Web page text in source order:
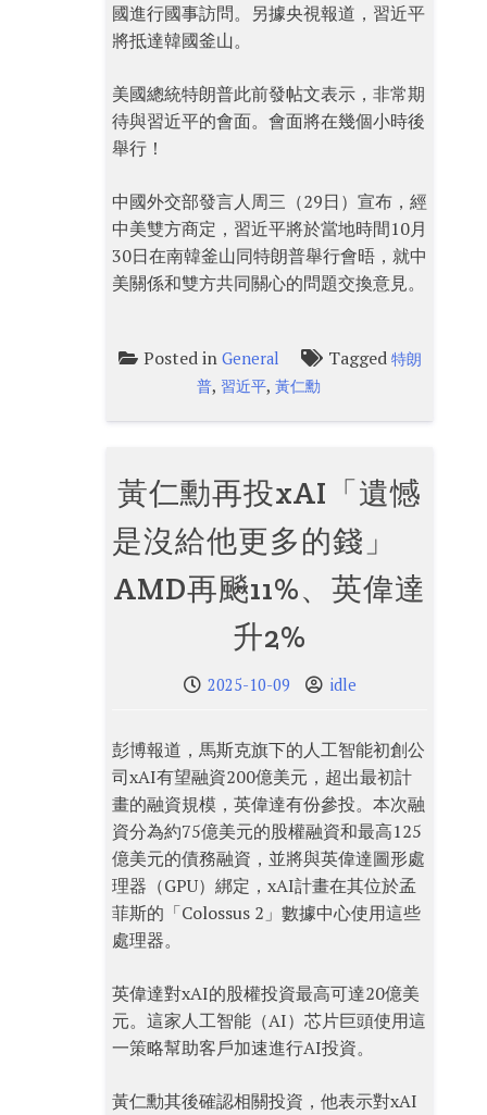
國進行國事訪問。另據央視報道，習近平
將抵達韓國釜山。
美國總統特朗普此前發帖文表示，非常期
待與習近平的會面。會面將在幾個小時後
舉行！
中國外交部發言人周三（29日）宣布，經
中美雙方商定，習近平將於當地時間10月
30日在南韓釜山同特朗普舉行會晤，就中
美關係和雙方共同關心的問題交換意見。
Posted in General Tagged 特朗
普, 習近平,黃仁勳
黃仁勳再投xAI「遺憾
是沒給他更多的錢」
AMD再飈11%、英偉達
升2%
2025-10-09 idle
彭博報道，馬斯克旗下的人工智能初創公
司xAI有望融資200億美元，超出最初計
畫的融資規模，英偉達有份參投。本次融
資分為約75億美元的股權融資和最高125
億美元的債務融資，並將與英偉達圖形處
理器（GPU）綁定，xAI計畫在其位於孟
菲斯的「Colossus 2」數據中心使用這些
處理器。
英偉達對xAI的股權投資最高可達20億美
元。這家人工智能（AI）芯片巨頭使用這
一策略幫助客戶加速進行AI投資。
黃仁勳其後確認相關投資，他表示對xAI